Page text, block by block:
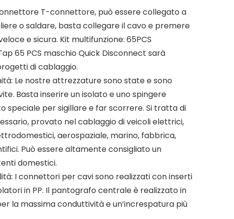
T-connettore, può essere collegato a
o saldare, basta collegare il cavo e premere
e sicura. Kit multifunzione: 65PCS
65 PCS maschio Quick Disconnect sarà
di cablaggio.
Le nostre attrezzature sono state e sono
Basta inserire un isolato e uno spingere
speciale per sigillare e far scorrere. Si tratta di
provato nel cablaggio di veicoli elettrici,
aerospaziale, marino, fabbrica,
Può essere altamente consigliato un
domestici.
I connettori per cavi sono realizzati con inserti
in PP. Il pantografo centrale è realizzato in
la massima conduttività e un’increspatura più